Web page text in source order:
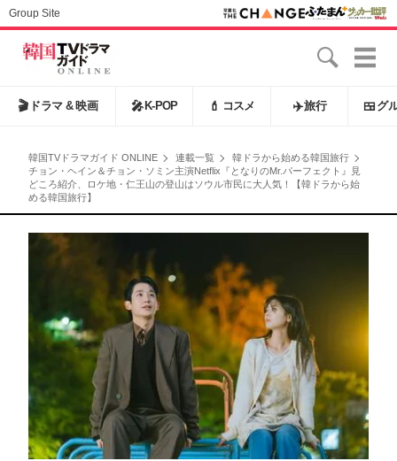
Group Site
🎬 ドラマ & 映画 🎤 K-POP 💄 コスメ ✈️旅行 🍱 グ
韓国TVドラマガイド ONLINE 連載一覧
韓ドラから始める韓国旅行
チョン・ヘイン＆チョン・ソミン主演Netflix『となりのMr.パーフェクト』見
どころ紹介、ロケ地・仁王山の登山はソウル市民に大人気！【韓ドラから始
める韓国旅行】